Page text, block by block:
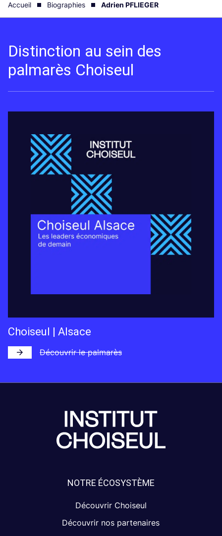
Accueil Biographies Adrien PFLIEGER
Distinction au sein des
palmarès Choiseul
Choiseul | Alsace
Découvrir le palmarès
NOTRE ÉCOSYSTÈME
Découvrir Choiseul
Découvrir nos partenaires